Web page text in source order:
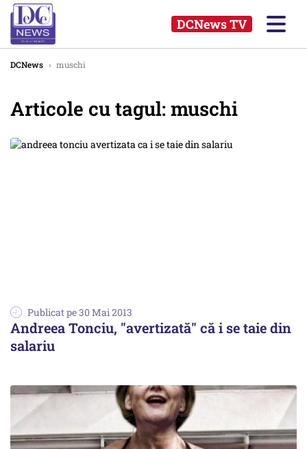
DCNews TV
DCNews › muschi
Articole cu tagul: muschi
Publicat pe 30 Mai 2013
Andreea Tonciu, "avertizată" că i se taie din
salariu